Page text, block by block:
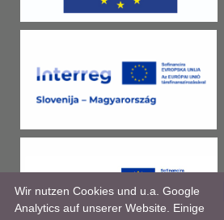
Wir nutzen Cookies und u.a. Google
Analytics auf unserer Website. Einige